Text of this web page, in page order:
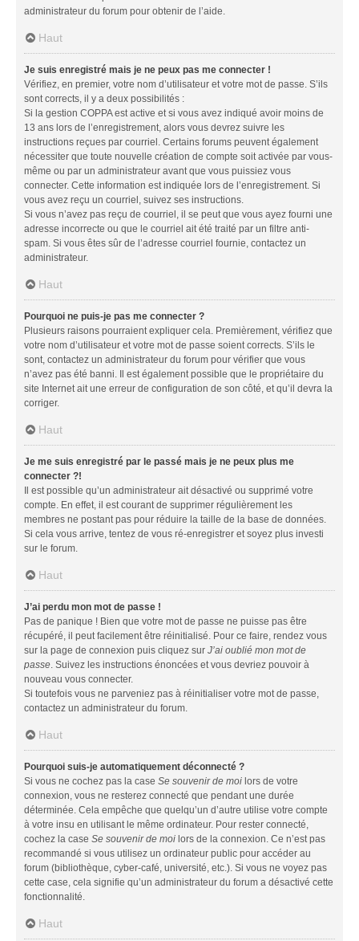
administrateur du forum pour obtenir de l’aide.
Haut
Je suis enregistré mais je ne peux pas me connecter !
Vérifiez, en premier, votre nom d’utilisateur et votre mot de passe. S’ils
sont corrects, il y a deux possibilités :
Si la gestion COPPA est active et si vous avez indiqué avoir moins de
13 ans lors de l’enregistrement, alors vous devrez suivre les
instructions reçues par courriel. Certains forums peuvent également
nécessiter que toute nouvelle création de compte soit activée par vous-
même ou par un administrateur avant que vous puissiez vous
connecter. Cette information est indiquée lors de l’enregistrement. Si
vous avez reçu un courriel, suivez ses instructions.
Si vous n’avez pas reçu de courriel, il se peut que vous ayez fourni une
adresse incorrecte ou que le courriel ait été traité par un filtre anti-
spam. Si vous êtes sûr de l’adresse courriel fournie, contactez un
administrateur.
Haut
Pourquoi ne puis-je pas me connecter ?
Plusieurs raisons pourraient expliquer cela. Premièrement, vérifiez que
votre nom d’utilisateur et votre mot de passe soient corrects. S’ils le
sont, contactez un administrateur du forum pour vérifier que vous
n’avez pas été banni. Il est également possible que le propriétaire du
site Internet ait une erreur de configuration de son côté, et qu’il devra la
corriger.
Haut
Je me suis enregistré par le passé mais je ne peux plus me
connecter ?!
Il est possible qu’un administrateur ait désactivé ou supprimé votre
compte. En effet, il est courant de supprimer régulièrement les
membres ne postant pas pour réduire la taille de la base de données.
Si cela vous arrive, tentez de vous ré-enregistrer et soyez plus investi
sur le forum.
Haut
J’ai perdu mon mot de passe !
Pas de panique ! Bien que votre mot de passe ne puisse pas être
récupéré, il peut facilement être réinitialisé. Pour ce faire, rendez vous
sur la page de connexion puis cliquez sur J’ai oublié mon mot de
passe. Suivez les instructions énoncées et vous devriez pouvoir à
nouveau vous connecter.
Si toutefois vous ne parveniez pas à réinitialiser votre mot de passe,
contactez un administrateur du forum.
Haut
Pourquoi suis-je automatiquement déconnecté ?
Si vous ne cochez pas la case Se souvenir de moi lors de votre
connexion, vous ne resterez connecté que pendant une durée
déterminée. Cela empêche que quelqu’un d’autre utilise votre compte
à votre insu en utilisant le même ordinateur. Pour rester connecté,
cochez la case Se souvenir de moi lors de la connexion. Ce n’est pas
recommandé si vous utilisez un ordinateur public pour accéder au
forum (bibliothèque, cyber-café, université, etc.). Si vous ne voyez pas
cette case, cela signifie qu’un administrateur du forum a désactivé cette
fonctionnalité.
Haut